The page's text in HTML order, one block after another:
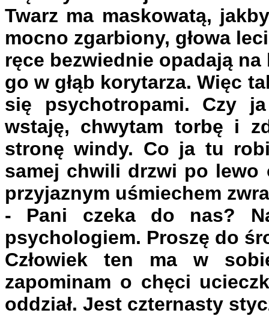
Twarz ma maskowatą,
mocno zgarbiony, głowa
ręce bezwiednie opadają
go w głąb korytarza. Więc
się psychotropami. Czy
wstaję, chwytam torbę i
stronę windy. Co ja tu
samej chwili drzwi po lewo
przyjaznym uśmiechem
- Pani czeka do nas?
psychologiem. Proszę do
Człowiek ten ma w
zapominam o chęci
oddział. Jest czternasty